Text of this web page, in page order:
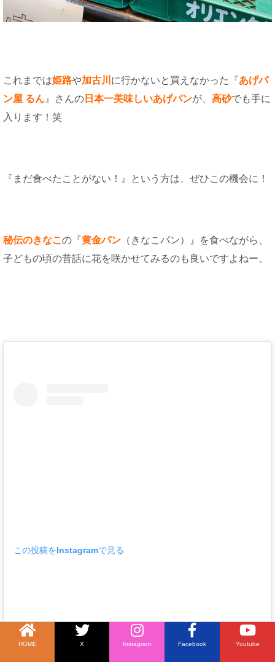
これまでは姫路や加古川 に行かないと買えなかった『あげパ
ン屋 るん 』さんの 日本一美味しいあげパンが、 高砂でも手に
入ります！笑
『まだ食べたことがない！』という方は、ぜひこの機会に！
秘伝のきなこ の『黄金パン （きなこパン）』を食べながら、
子どもの頃の昔話に花を咲かせてみるのも良いですよねー。
この投稿をInstagramで見る
HOME X Instagram Facebook Youtube